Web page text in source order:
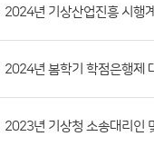
2024년 기상산업진흥 시행
2024년 봄학기 학점은행제
2023년 기상청 소송대리인